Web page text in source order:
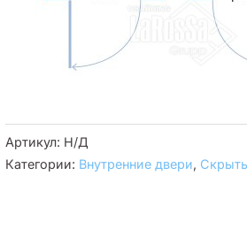
Артикул: Н/Д
Категории: Внутренние двери,